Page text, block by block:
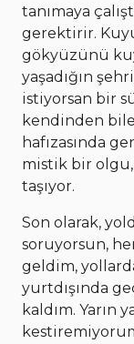
tanımaya
gerektirir.
gökyüzünü
yaşadığın
istiyorsan bir
kendinden bile
hafızasında
mistik bir olgu,
taşıyor.
Son olarak,
soruyorsun,
geldim,
yurtdışında
kaldım. Yarın